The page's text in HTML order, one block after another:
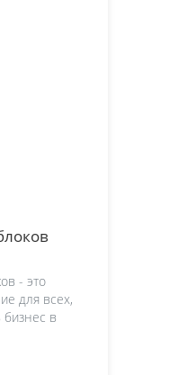
- это
для всех,
бизнес в